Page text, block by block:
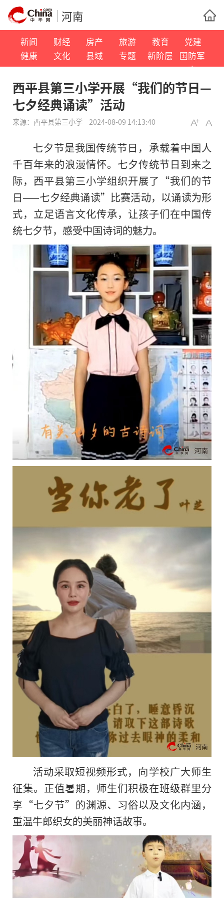
河南
新闻 财经 房产 旅游 教育
党建
健康
文化 县域 专题 新阶层
国防军
事
西平县第三小学开展“我们的节日—
七夕经典诵读”活动
来源： 西平县第三小学 2024-08-09 14:13:40
七夕节是我国传统节日，承载着中国人
千百年来的浪漫情怀。七夕传统节日到来之
际，西平县第三小学组织开展了“我们的节
日——七夕经典诵读”比赛活动，以诵读为形
式，立足语言文化传承，让孩子们在中国传
统七夕节，感受中国诗词的魅力。
活动采取短视频形式，向学校广大师生
征集。正值暑期，师生们积极在班级群里分
享“七夕节”的渊源、 习俗以及文化内涵，
重温牛郎织女的美丽神话故事。